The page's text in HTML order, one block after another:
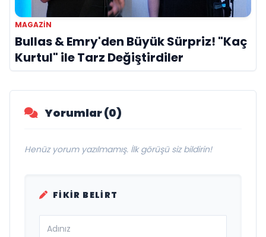
MAGAZIN
Bullas & Emry'den Büyük Sürpriz! "Kaç
Kurtul" ile Tarz Değiştirdiler
Yorumlar (0)
Henüz yorum yazılmamış. İlk görüşü siz bildirin!
FIKIR BELIRT